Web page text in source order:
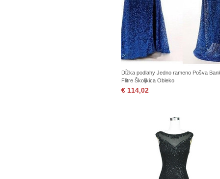
Dĺžka podlahy Jedno rameno Pošva
Flitre Školjkica Obleko
€ 114,02